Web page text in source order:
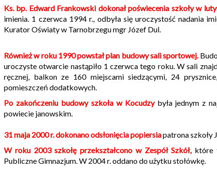
Ks. bp. Edward Frankowski dokonał poświecenia szkoły w
imienia. 1 czerwca 1994 r., odbyła się uroczystość nadania
Kurator Oświaty w Tarnobrzegu mgr Józef Dul.
Również w roku 1990 powstał plan budowy sali sportowej.
uroczyste otwarcie nastąpiło 1 czerwca tego roku. W sali
ręcznej, balkon ze 160 miejscami siedzącymi, 24
pomieszczeń dodatkowych.
Po zakończeniu budowy szkoła w Kocudzybyła jednym z
powiecie janowskim.
31 maja 2000 r. dokonano odsłonięcia popiersiapatrona szkoły
W roku 2003 szkołę przekształcono w Zespół Szkół,które
Publiczne Gimnazjum. W 2004 r. oddano do użytku stołówkę.